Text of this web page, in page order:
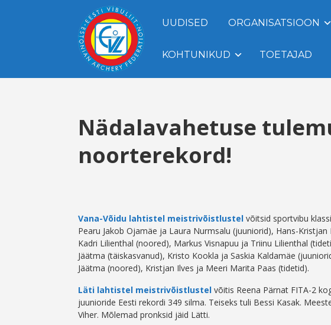
UUDISED ORGANISATSIOON
KOHTUNIKUD TOETAJAD
Nädalavahetuse
noorterekord!
Vana-Võidu lahtistel meistrivõistlustel võitsid sportvibu
Pearu Jakob Ojamäe ja Laura Nurmsalu (juuniorid), Hans-
Kadri Lilienthal (noored), Markus Visnapuu ja Triinu Lilienthal
Jäätma (täiskasvanud), Kristo Kookla ja Saskia Kaldamäe
Jäätma (noored), Kristjan Ilves ja Meeri Marita Paas (tidetid).
Läti lahtistel meistrivõistlustel võitis Reena Pärnat FITA-2
juunioride Eesti rekordi 349 silma. Teiseks tuli Bessi Kasak.
Viher. Mõlemad pronksid jäid Lätti.